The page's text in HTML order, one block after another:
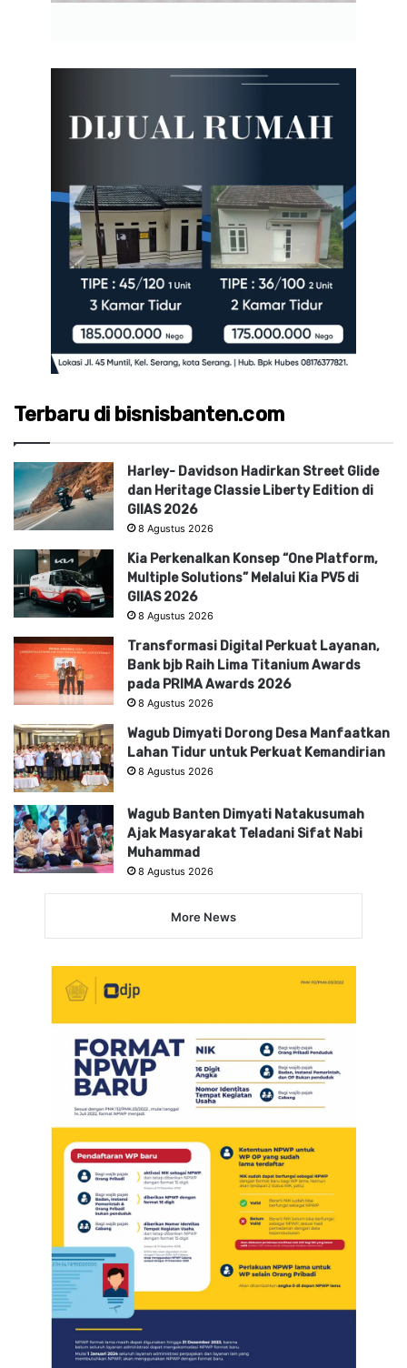
Terbaru di bisnisbanten.com
Harley- Davidson Hadirkan Street Glide
dan Heritage Classie Liberty Edition di
GIIAS 2026
8 Agustus 2026
Kia Perkenalkan Konsep “One Platform,
Multiple Solutions” Melalui Kia PV5 di
GIIAS 2026
8 Agustus 2026
Transformasi Digital Perkuat Layanan,
Bank bjb Raih Lima Titanium Awards
pada PRIMA Awards 2026
8 Agustus 2026
Wagub Dimyati Dorong Desa Manfaatkan
Lahan Tidur untuk Perkuat Kemandirian
8 Agustus 2026
Wagub Banten Dimyati Natakusumah
Ajak Masyarakat Teladani Sifat Nabi
Muhammad
8 Agustus 2026
More News